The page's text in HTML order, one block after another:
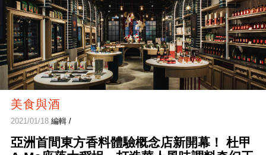
美食與酒
2021/01/18編輯 /
亞洲首間東方香料體驗概念店新開幕！ 杜甲